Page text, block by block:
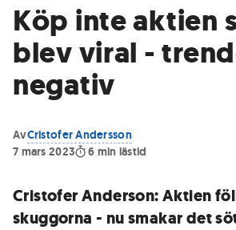
Köp inte aktien
blev viral -
negativ
AvCristofer Andersson
7 mars 2023
6 min lästid
Cristofer Anderson: Aktien
skuggorna - nu smakar det